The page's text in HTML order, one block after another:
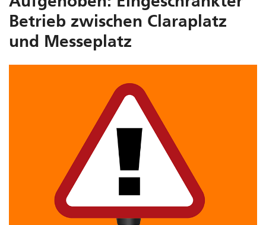
Betrieb zwischen Claraplatz
und Messeplatz